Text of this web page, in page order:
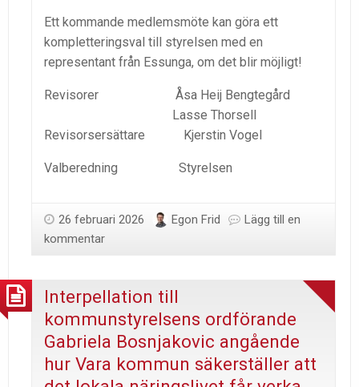
Ett kommande medlemsmöte kan göra ett
kompletteringsval till styrelsen med en
representant från Essunga, om det blir möjligt!
Revisorer Åsa Heij Bengtegård
Lasse Thorsell
Revisorsersättare Kjerstin Vogel
Valberedning Styrelsen
26 februari 2026 Egon Frid
Lägg till en
kommentar
Interpellation till
kommunstyrelsens ordförande
Gabriela Bosnjakovic angående
hur Vara kommun säkerställer att